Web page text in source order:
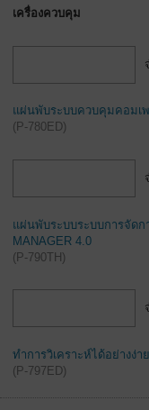
เครื่องควบคุม
แผ่นพับระบบควบคุมคอมเพ
(P-780ED)
แผ่นพับระบบระบบการจัดก
MANAGER 4.0
(P-790TH)
ทำการวิเคราะห์ได้อย่างง่า
(P-797ED)